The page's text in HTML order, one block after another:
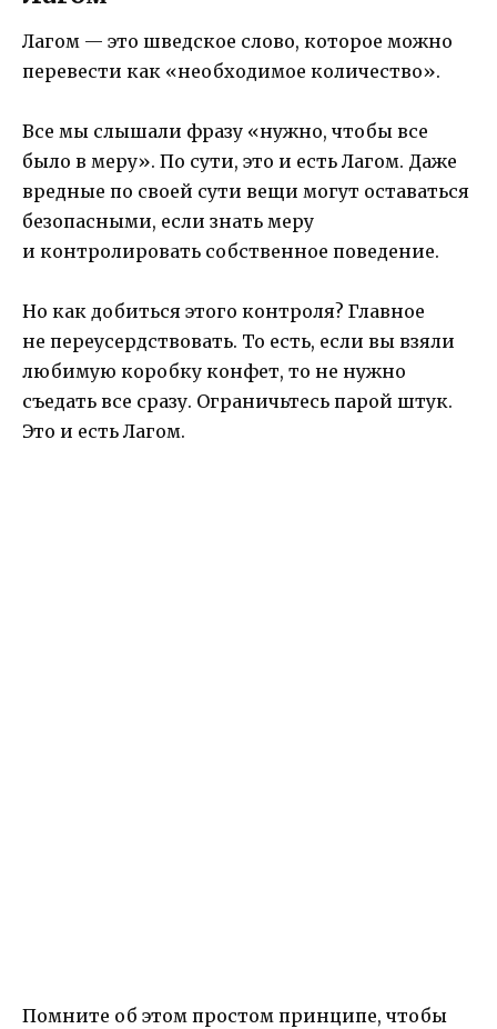
Лагом — это шведское слово, которое можно
перевести как «необходимое количество».
Все мы слышали фразу «нужно, чтобы все
было в меру». По сути, это и есть Лагом. Даже
вредные по своей сути вещи могут оставаться
безопасными, если знать меру
и контролировать собственное поведение.
Но как добиться этого контроля? Главное
не переусердствовать. То есть, если вы взяли
любимую коробку конфет, то не нужно
съедать все сразу. Ограничьтесь парой штук.
Это и есть Лагом.
Помните об этом простом принципе, чтобы